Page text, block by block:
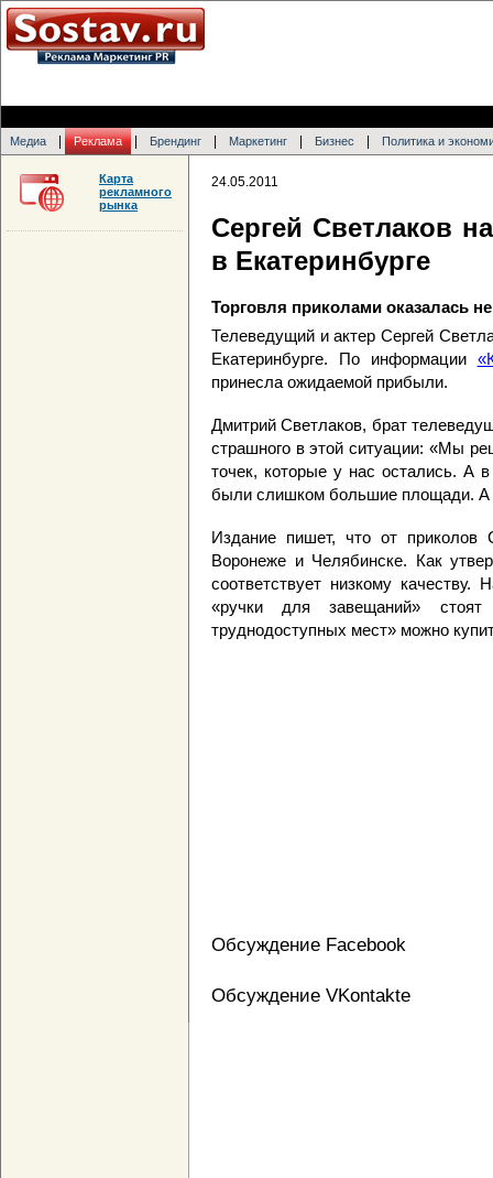
Медиа Реклама Брендинг Маркетинг Бизнес Политика и
24.05.2011
Сергей Светлаков
в Екатеринбурге
Торговля приколами оказалась
Телеведущий и актер Сергей
Екатеринбурге. По информации
принесла ожидаемой прибыли.
Дмитрий Светлаков, брат
страшного в этой ситуации: «Мы
точек, которые у нас остались. А
были слишком большие площади. А
Издание пишет, что от приколов
Воронеже и Челябинске. Как
соответствует низкому
«ручки для завещаний»
труднодоступных мест» можно
Обсуждение Facebook
Обсуждение VKontakte
Карта
рекламного
рынка